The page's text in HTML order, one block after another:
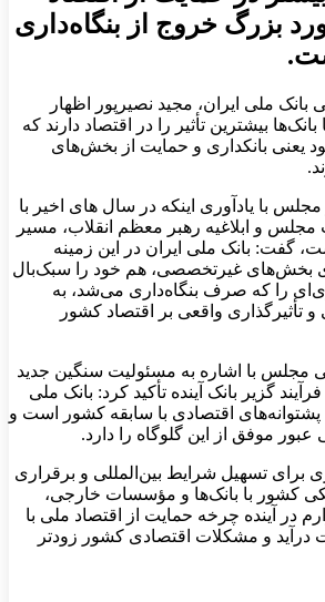
بزرگ خروج از بنگاه‌داری
ملی ایران، مجید نصیرپور اظهار
بیشترین تأثیر را در اقتصاد دارند که
یعنی بانکداری و حمایت از بخش‌های
با یادآوری اینکه در سال های اخیر با
مجلس و ابلاغیه رهبر معظم انقلاب، مسیر
گفت: بانک ملی ایران در این زمینه
بخش‌های غیرتخصصی، هم خود را سبک‌بال
را که صرف بنگاه‌داری می‌شد، به
تأثیرگذاری واقعی بر اقتصاد کشور
مجلس با اشاره به مسئولیت سنگین جدید
گزیر بانک آینده تأکید کرد: بانک ملی
پشتوانه‌های اقتصادی با سابقه کشور است و
عبور موفق از این گلوگاه را دارد.
برای تسهیل شرایط بین‌المللی و برقراری
کشور با بانک‌ها و مؤسسات خارجی،
در آینده چرخه حمایت از اقتصاد ملی با
و مشکلات اقتصادی کشور زودتر